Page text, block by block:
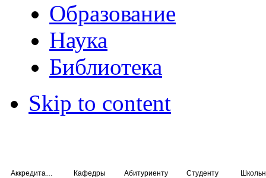
Образование
Наука
Библиотека
Skip to content
Кафедры Абитуриенту Студенту